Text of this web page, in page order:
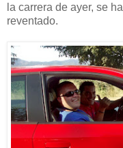
la carrera de ayer, se
reventado.